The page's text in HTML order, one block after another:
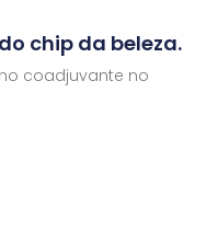
chip da beleza.
coadjuvante no